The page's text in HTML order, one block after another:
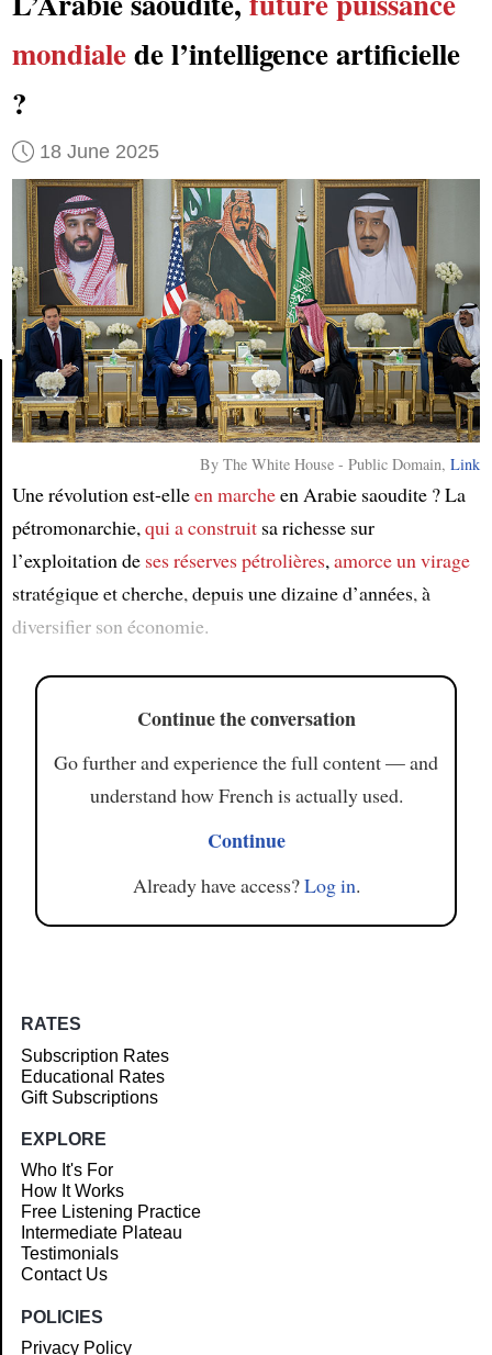
Article
mondialede l’intelligence artificielle
?
18 June 2025
By The White House - Public Domain,Link
Une révolution est-elleen marcheen Arabie saoudite ? La
pétromonarchie,qui a construitsa richesse sur
l’exploitation de ses réserves pétrolières,amorceun virage
stratégique et cherche, depuis une dizaine d’années, à
diversifier son économie.
Continue the conversation
Go further and experience the full content — and
understand how French is actually used.
Continue
Already have access?Log in.
RATES
Subscription Rates
Educational Rates
Gift Subscriptions
EXPLORE
Who It's For
How It Works
Free Listening Practice
Intermediate Plateau
Testimonials
Contact Us
POLICIES
Privacy Policy